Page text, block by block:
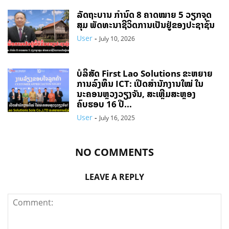
ລັດຖະບານ ກຳນົດ 8 ຄາດໝາຍ 5 ວຽກຈຸດ
ສຸມ ພັດທະນາຊີວິດການເປັນຢູ່ຂອງປະຊາຊົນ
User - July 10, 2026
ບໍລິສັດ First Lao Solutions ຂະຫຍາຍ
ການລົງທຶນ ICT: ເປີດສຳນັກງານໃໝ່ ໃນ
ນະຄອນຫຼວງວຽງຈັນ, ສະເຫຼີມສະຫຼອງ
ຄົບຮອບ 16 ປີ...
User - July 16, 2025
NO COMMENTS
LEAVE A REPLY